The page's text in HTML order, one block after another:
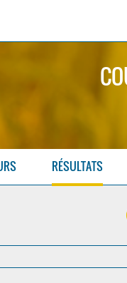
RÉSULTATS